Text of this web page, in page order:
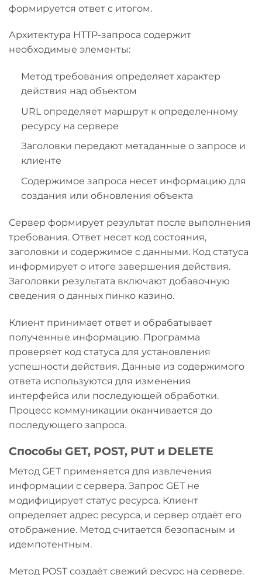
формируется ответ с итогом.
Архитектура HTTP-запроса содержит
необходимые элементы:
Метод требования определяет характер
действия над объектом
URL определяет маршрут к определенному
ресурсу на сервере
Заголовки передают метаданные о запросе и
клиенте
Содержимое запроса несет информацию для
создания или обновления объекта
Сервер формирует результат после выполнения
требования. Ответ несет код состояния,
заголовки и содержимое с данными. Код статуса
информирует о итоге завершения действия.
Заголовки результата включают добавочную
сведения о данных пинко казино.
Клиент принимает ответ и обрабатывает
полученные информацию. Программа
проверяет код статуса для установления
успешности действия. Данные из содержимого
ответа используются для изменения
интерфейса или последующей обработки.
Процесс коммуникации оканчивается до
последующего запроса.
Способы GET, POST, PUT и DELETE
Метод GET применяется для извлечения
информации с сервера. Запрос GET не
модифицирует статус ресурса. Клиент
определяет адрес ресурса, и сервер отдаёт его
отображение. Метод считается безопасным и
идемпотентным.
Метод POST создаёт свежий ресурс на сервере.